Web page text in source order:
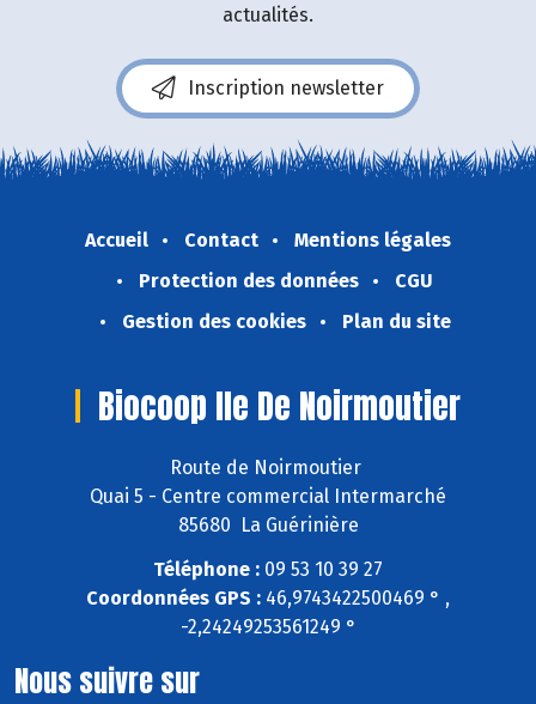
actualités.
Inscription newsletter
Accueil Contact
Mentions légales
Protection des données
CGU
Gestion des cookies
Plan du site
Biocoop Ile De Noirmoutier
Route de Noirmoutier
Quai 5 - Centre commercial Intermarché
85680 La Guérinière
Téléphone : 09 53 10 39 27
Coordonnées GPS : 46,9743422500469 ° ,
-2,24249253561249 °
Nous suivre sur